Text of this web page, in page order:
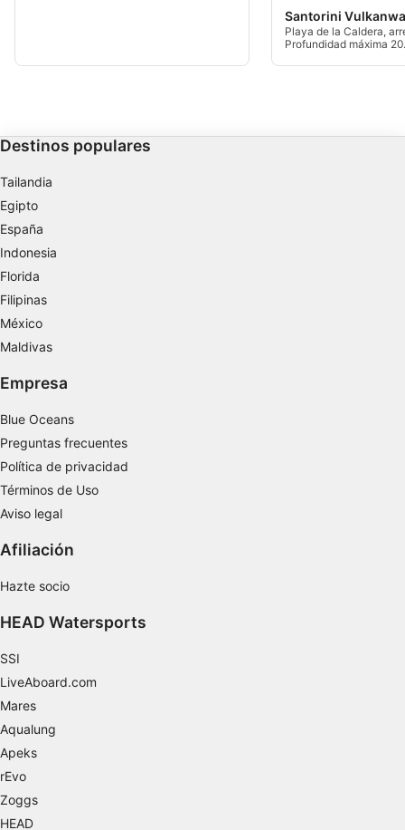
Santorini
Playa de la Caldera,
Profundidad máxima
orilla y luego
Destinos populares
Tailandia
Egipto
España
Indonesia
Florida
Filipinas
México
Maldivas
Empresa
Blue Oceans
Preguntas frecuentes
Política de privacidad
Términos de Uso
Aviso legal
Afiliación
Hazte socio
HEAD Watersports
SSI
LiveAboard.com
Mares
Aqualung
Apeks
rEvo
Zoggs
HEAD
publicidad personalizada
Crear un perfil para personalizar el
Uso de perfiles para la selección de
contenido personalizado
Medir el rendimiento de la publicidad
Medir el rendimiento del contenido
datos procedentes de diferentes fuentes
Desarrollo y mejora de los servicios
Uso de datos limitados con el objetivo de
Características especiales de la IAB:
precisa
Identificar los dispositivos en función de la
Fines de tratamiento ajenos a la OIA:
De rendimiento
Funcionales